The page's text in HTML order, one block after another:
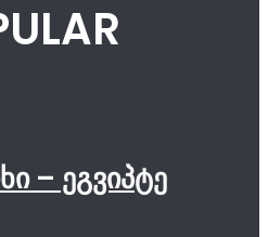
– ეგვიპტე